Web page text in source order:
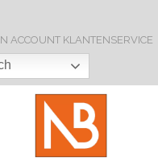
ACCOUNT KLANTENSERVICE